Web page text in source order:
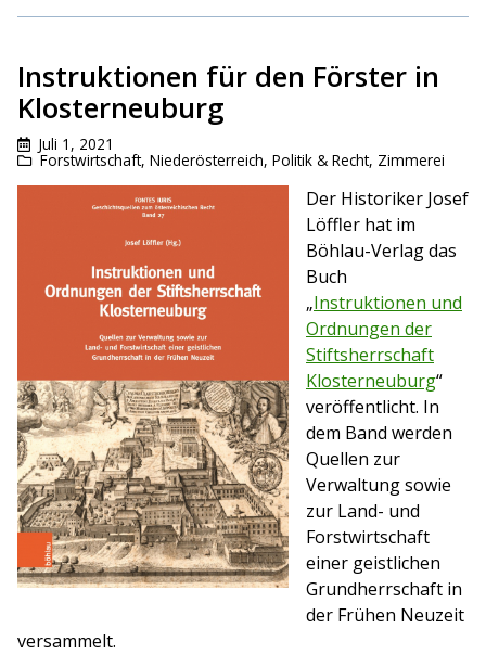
Instruktionen für den Förster in
Klosterneuburg
Juli 1, 2021
Forstwirtschaft, Niederösterreich, Politik & Recht, Zimmerei
Der Historiker Josef
Löffler hat im
Böhlau-Verlag das
Buch
„Instruktionen und
Ordnungen der
Stiftsherrschaft
Klosterneuburg“
veröffentlicht. In
dem Band werden
Quellen zur
Verwaltung sowie
zur Land- und
Forstwirtschaft
einer geistlichen
Grundherrschaft in
der Frühen Neuzeit
versammelt.